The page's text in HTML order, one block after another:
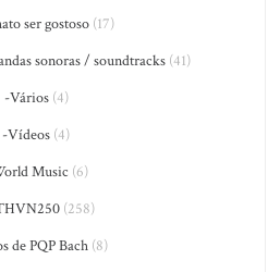
ser gostoso (17)
sonoras / soundtracks(41)
-Vários(4)
-Vídeos (4)
Music (6)
(258)
de PQP Bach(8)